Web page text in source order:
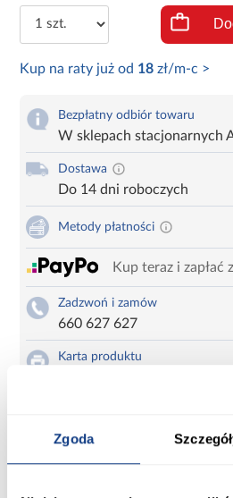
Zgoda
Kup na raty już od 18 zł/m-c >
Bezpłatny odbiór towaru
W sklepach stacjonarnych
Dostawa
Do 14 dni roboczych
Metody płatności
Kup teraz i zapłać
Zadzwoń i zamów
660 627 627
Karta produktu
Informacje Transport